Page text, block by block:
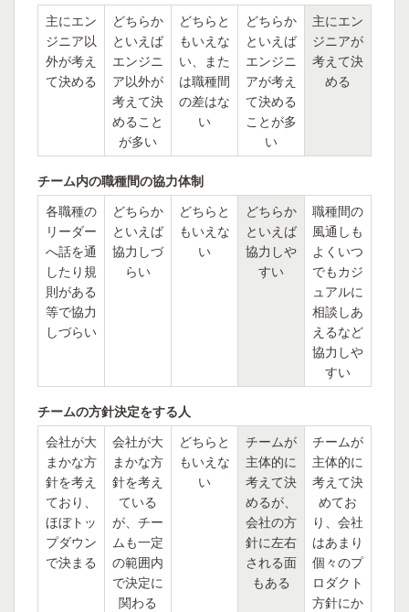
主にエン
ジニア以
外が考え
て決める
どちらか
といえば
エンジニ
ア以外が
考えて決
めること
が多い
どちらと
もいえな
い、また
は職種間
の差はな
い
どちらか
といえば
エンジニ
アが考え
て決める
ことが多
い
主にエン
ジニアが
考えて決
める
チーム内の職種間の協力体制
各職種の
リーダー
へ話を通
したり規
則がある
等で協力
しづらい
どちらか
といえば
協力しづ
らい
どちらと
もいえな
い
どちらか
といえば
協力しや
すい
職種間の
風通しも
よくいつ
でもカジ
ュアルに
相談しあ
えるなど
協力しや
すい
チームの方針決定をする人
会社が大
まかな方
針を考え
ており、
ほぼトッ
プダウン
で決まる
会社が大
まかな方
針を考え
ている
が、チー
ムも一定
の範囲内
で決定に
関わる
どちらと
もいえな
い
チームが
主体的に
考えて決
めるが、
会社の方
針に左右
される面
もある
チームが
主体的に
考えて決
めてお
り、会社
はあまり
個々のプ
ロダクト
方針にか